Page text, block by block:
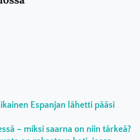
Espanjan lähetti pääsi
– miksi saarna on niin tärkeä?